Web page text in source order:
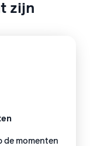
zijn
de momenten